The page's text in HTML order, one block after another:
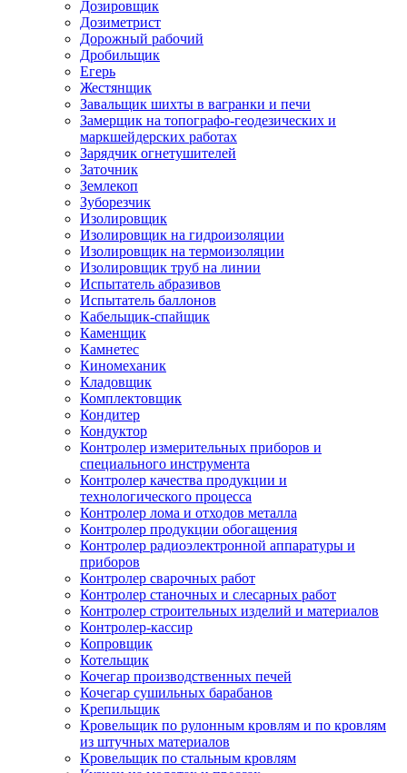
Дозировщик
Дозиметрист
Дорожный рабочий
Дробильщик
Егерь
Жестянщик
Завальщик шихты в вагранки и печи
Замерщик на топографо-геодезических и
маркшейдерских работах
Зарядчик огнетушителей
Заточник
Землекоп
Зуборезчик
Изолировщик
Изолировщик на гидроизоляции
Изолировщик на термоизоляции
Изолировщик труб на линии
Испытатель абразивов
Испытатель баллонов
Кабельщик-спайщик
Каменщик
Камнетес
Киномеханик
Кладовщик
Комплектовщик
Кондитер
Кондуктор
Контролер измерительных приборов и
специального инструмента
Контролер качества продукции и
технологического процесса
Контролер лома и отходов металла
Контролер продукции обогащения
Контролер радиоэлектронной аппаратуры и
приборов
Контролер сварочных работ
Контролер станочных и слесарных работ
Контролер строительных изделий и материалов
Контролер-кассир
Копровщик
Котельщик
Кочегар производственных печей
Кочегар сушильных барабанов
Крепильщик
Кровельщик по рулонным кровлям и по кровлям
из штучных материалов
Кровельщик по стальным кровлям